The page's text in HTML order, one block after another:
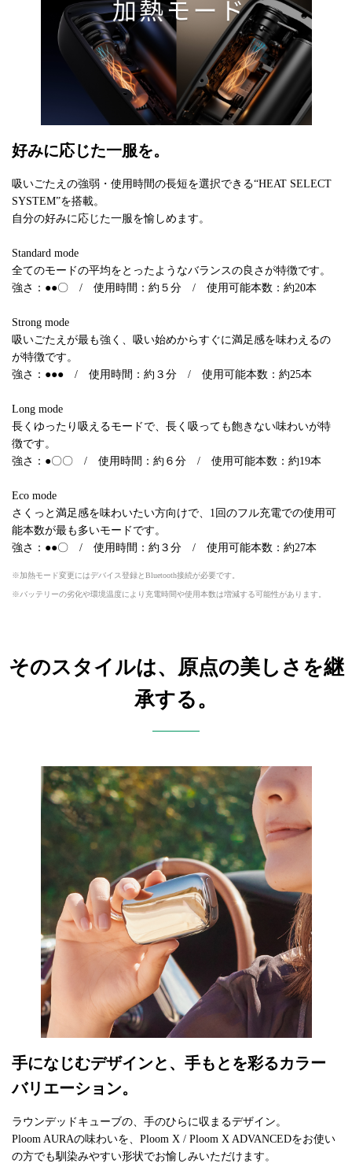
好みに応じた一服を。
吸いごたえの強弱・使用時間の長短を選択できる“HEAT SELECT
SYSTEM”を搭載。
自分の好みに応じた一服を愉しめます。
Standard mode
全てのモードの平均をとったようなバランスの良さが特徴です。
強さ：●●〇 / 使用時間：約５分 / 使用可能本数：約20本
Strong mode
吸いごたえが最も強く、吸い始めからすぐに満足感を味わえるの
が特徴です。
強さ：●●● / 使用時間：約３分 / 使用可能本数：約25本
Long mode
長くゆったり吸えるモードで、長く吸っても飽きない味わいが特
徴です。
強さ：●〇〇 / 使用時間：約６分 / 使用可能本数：約19本
Eco mode
さくっと満足感を味わいたい方向けで、1回のフル充電での使用可
能本数が最も多いモードです。
強さ：●●〇 / 使用時間：約３分 / 使用可能本数：約27本
加熱モード変更にはデバイス登録とBluetooth接続が必要です。
バッテリーの劣化や環境温度により充電時間や使用本数は増減する可能性があります。
そのスタイルは、原点の美しさを継
承する。
手になじむデザインと、手もとを彩るカラー
バリエーション。
ラウンデッドキューブの、手のひらに収まるデザイン。
Ploom AURAの味わいを、Ploom X / Ploom X ADVANCEDをお使い
の方でも馴染みやすい形状でお愉しみいただけます。